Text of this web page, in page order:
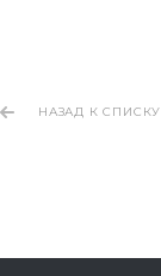
НАЗАД К СПИСКУ